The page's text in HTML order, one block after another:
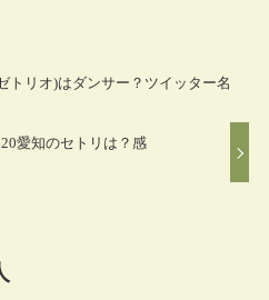
トリオ)はダンサー？ツイッター名
愛知のセトリは？感